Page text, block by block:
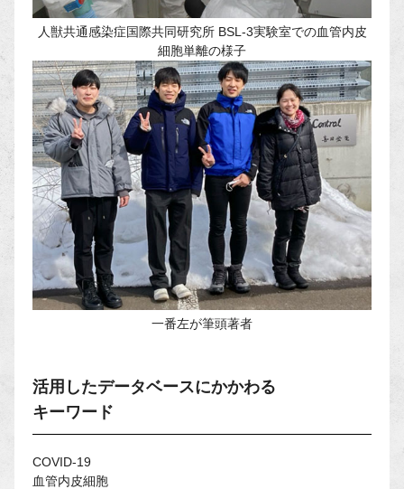
人獣共通感染症国際共同研究所 BSL-3実験室での血管内皮
細胞単離の様子
一番左が筆頭著者
活用したデータベースにかかわる
キーワード
COVID-19
血管内皮細胞